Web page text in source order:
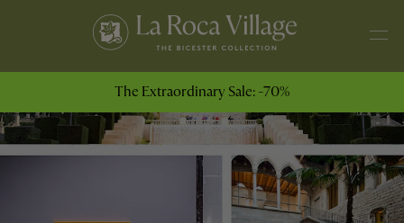
The Extraordinary Sale: -70%